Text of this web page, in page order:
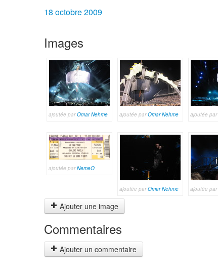
18 octobre 2009
Images
ajoutée parOmar Nehme ajoutée parOmar Nehme ajoutée par
ajoutée parNemeO
ajoutée parOmar Nehme ajoutée par
Ajouter une image
Commentaires
Ajouter un commentaire